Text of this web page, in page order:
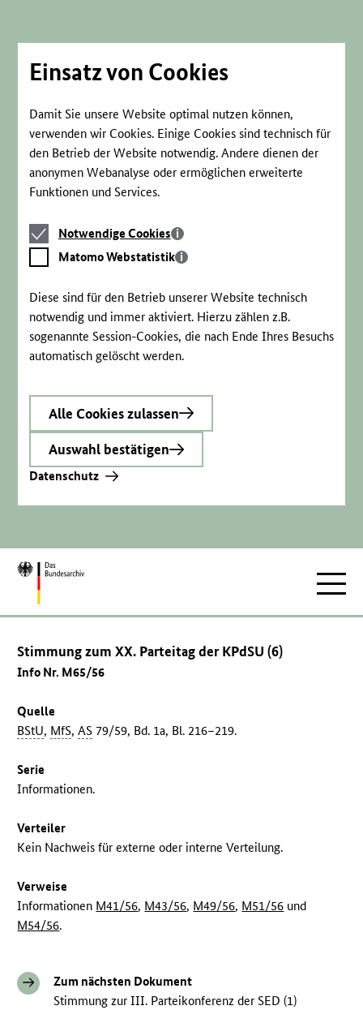
Einsatz von Cookies
Damit Sie unsere Website optimal nutzen können,
verwenden wir Cookies. Einige Cookies sind technisch für
den Betrieb der Website notwendig. Andere dienen der
anonymen Webanalyse oder ermöglichen erweiterte
Funktionen und Services.
Notwendige
Cookies
Notwendige Cookies
Matomo
Webstatistik
Matomo Webstatistik
Diese sind für den Betrieb unserer Website technisch
notwendig und immer aktiviert. Hierzu zählen z.B.
sogenannte Session-Cookies, die nach Ende Ihres Besuchs
automatisch gelöscht werden.
Alle Cookies zulassen
Auswahl bestätigen
Datenschutz
Zur
Stimmung zum XX. Parteitag der KPdSU (6)
Info Nr. M65/56
Quelle
BStU, MfS,AS 79/59, Bd. 1a, Bl. 216–219.
Serie
Informationen.
Verteiler
Kein Nachweis für externe oder interne Verteilung.
Verweise
Informationen M41/56, M43/56, M49/56, M51/56 und
M54/56.
Zum nächsten Dokument
Stimmung zur III. Parteikonferenz der SED (1)